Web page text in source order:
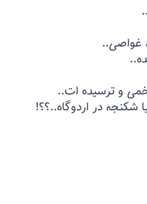
غواصی..
و ترسیده ات..
شکنجه در اردوگاه..؟؟!